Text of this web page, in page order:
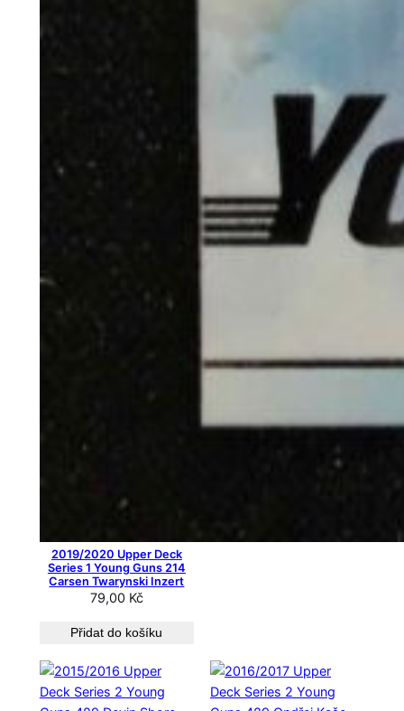
2019/2020 Upper Deck
Series 1 Young Guns 214
Carsen Twarynski Inzert
79,00 Kč
Přidat do košíku